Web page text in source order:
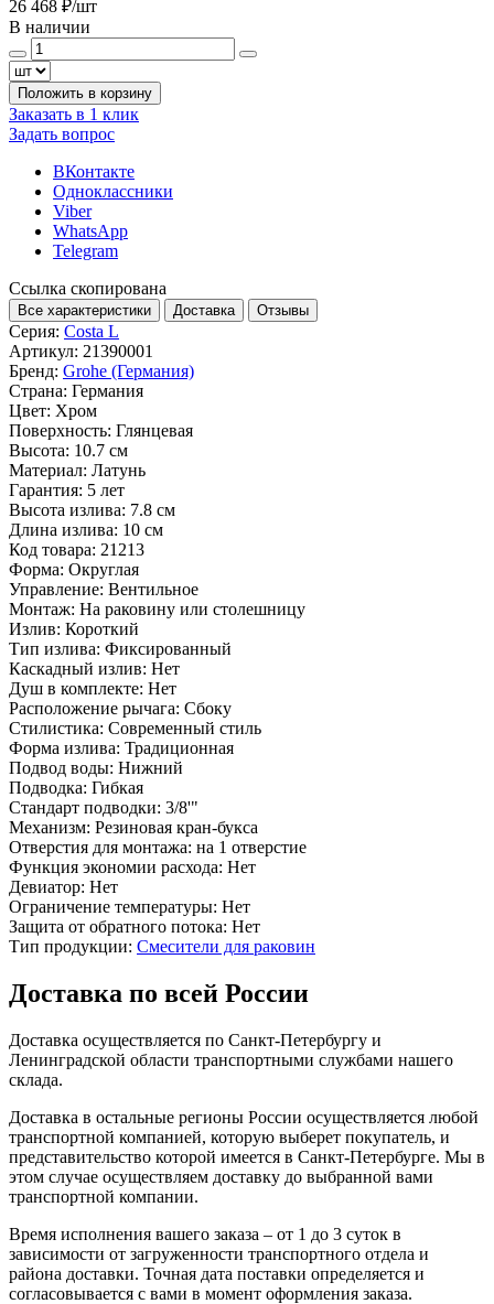
26 468 ₽/шт
В наличии
Положить в корзину
Заказать в 1 клик
Задать вопрос
ВКонтакте
Одноклассники
Viber
WhatsApp
Telegram
Ссылка скопирована
Все характеристики Доставка Отзывы
Серия: Costa L
Артикул: 21390001
Бренд: Grohe (Германия)
Страна: Германия
Цвет: Хром
Поверхность: Глянцевая
Высота: 10.7 см
Материал: Латунь
Гарантия: 5 лет
Высота излива: 7.8 см
Длина излива: 10 см
Код товара: 21213
Форма: Округлая
Управление: Вентильное
Монтаж: На раковину или столешницу
Излив: Короткий
Тип излива: Фиксированный
Каскадный излив: Нет
Душ в комплекте: Нет
Расположение рычага: Сбоку
Стилистика: Современный стиль
Форма излива: Традиционная
Подвод воды: Нижний
Подводка: Гибкая
Стандарт подводки: 3/8'"
Механизм: Резиновая кран-букса
Отверстия для монтажа: на 1 отверстие
Функция экономии расхода: Нет
Девиатор: Нет
Ограничение температуры: Нет
Защита от обратного потока: Нет
Тип продукции: Смесители для раковин
Доставка по всей России
Доставка осуществляется по Санкт-Петербургу и
Ленинградской области транспортными службами нашего
склада.
Доставка в остальные регионы России осуществляется любой
транспортной компанией, которую выберет покупатель, и
представительство которой имеется в Санкт-Петербурге. Мы в
этом случае осуществляем доставку до выбранной вами
транспортной компании.
Время исполнения вашего заказа – от 1 до 3 суток в
зависимости от загруженности транспортного отдела и
района доставки. Точная дата поставки определяется и
согласовывается с вами в момент оформления заказа.